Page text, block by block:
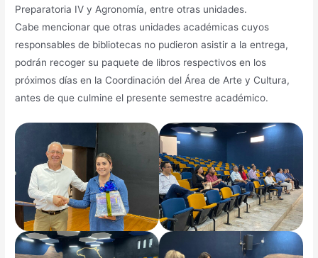
Preparatoria IV y Agronomía, entre otras unidades.
Cabe mencionar que otras unidades académicas cuyos
responsables de bibliotecas no pudieron asistir a la entrega,
podrán recoger su paquete de libros respectivos en los
próximos días en la Coordinación del Área de Arte y Cultura,
antes de que culmine el presente semestre académico.